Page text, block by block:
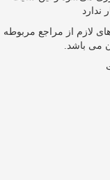
ندارد
لازم از مراجع مربوطه
می باشد.